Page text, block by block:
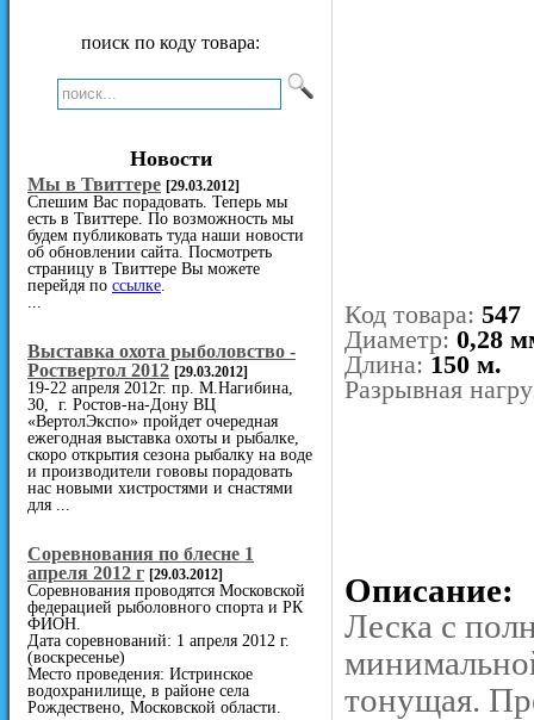
поиск по коду товара:
Новости
Мы в Твиттере [29.03.2012]
Спешим Вас порадовать. Теперь мы
есть в Твиттере. По возможность мы
будем публиковать туда наши новости
об обновлении сайта. Посмотреть
страницу в Твиттере Вы можете
перейдя по ссылке
Выставка охота рыболовство -
Роствертол 2012 [29.03.2012]
19-22 апреля 2012г. пр. М.Нагибина,
30, г. Ростов-на-Дону ВЦ
«ВертолЭкспо» пройдет очередная
ежегодная выставка охоты и рыбалке,
скоро открытия сезона рыбалку на воде
и производители гововы порадовать
нас новыми хистростями и снастями
для ...
Cоревнования по блесне 1
апреля 2012 г [29.03.2012]
Соревнования проводятся Московской
федерацией рыболовного спорта и РК
ФИОН.
Дата соревнований: 1 апреля 2012 г.
(воскресенье)
Место проведения: Истринское
водохранилище, в районе села
Рождествено, Московской области.
Код товара: 547
Диаметр: 0,28
Длина:150 м.
Разрывная
Описание:
Леска с
тонущая.